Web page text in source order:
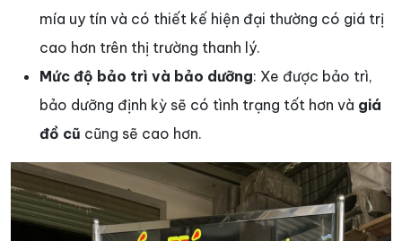
mía uy tín và có thiết kế hiện đại thường có giá trị
cao hơn trên thị trường thanh lý.
Mức độ bảo trì và bảo dưỡng: Xe được bảo trì,
bảo dưỡng định kỳ sẽ có tình trạng tốt hơn và giá
đồ cũ cũng sẽ cao hơn.